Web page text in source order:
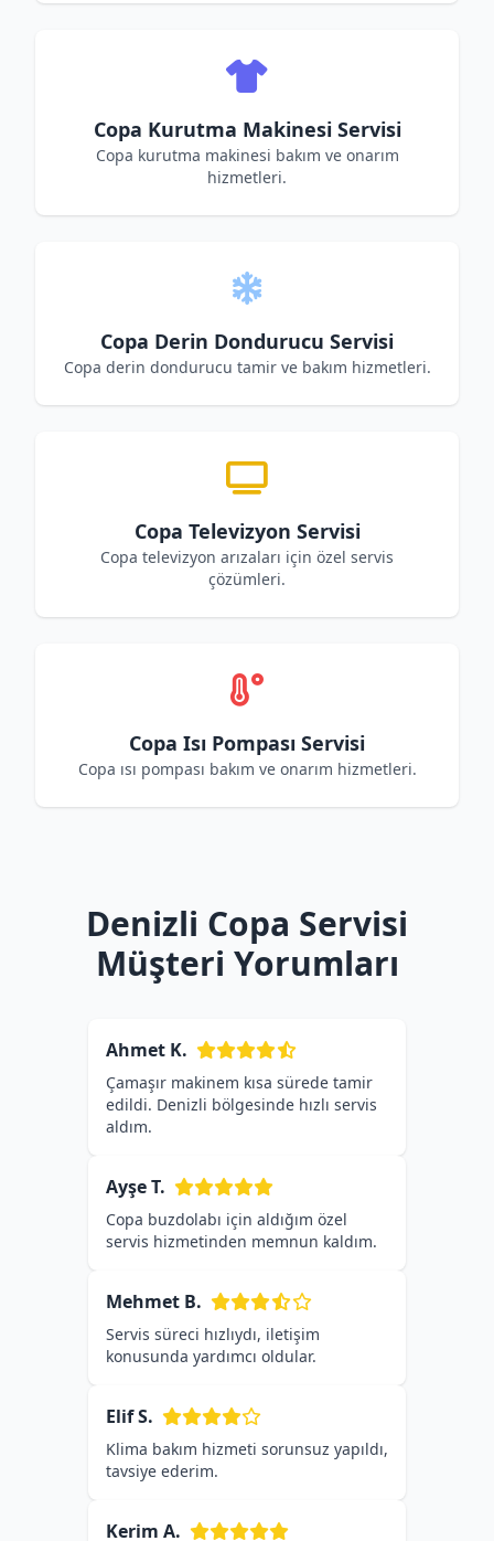
Copa Kurutma Makinesi Servisi
Copa kurutma makinesi bakım ve onarım
hizmetleri.
Copa Derin Dondurucu Servisi
Copa derin dondurucu tamir ve bakım hizmetleri.
Copa Televizyon Servisi
Copa televizyon arızaları için özel servis
çözümleri.
Copa Isı Pompası Servisi
Copa ısı pompası bakım ve onarım hizmetleri.
Denizli Copa Servisi
Müşteri Yorumları
Ahmet K.
Çamaşır makinem kısa sürede tamir
edildi. Denizli bölgesinde hızlı servis
aldım.
Ayşe T.
Copa buzdolabı için aldığım özel
servis hizmetinden memnun kaldım.
Mehmet B.
Servis süreci hızlıydı, iletişim
konusunda yardımcı oldular.
Elif S.
Klima bakım hizmeti sorunsuz yapıldı,
tavsiye ederim.
Kerim A.